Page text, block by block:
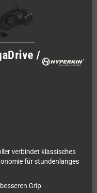
/
verbindet klassisches
für stundenlanges
Grip